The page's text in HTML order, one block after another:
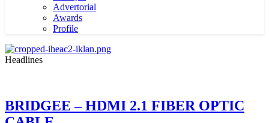
Advertorial
Awards
Profile
Headlines
BRIDGEE – HDMI 2.1 FIBER OPTIC